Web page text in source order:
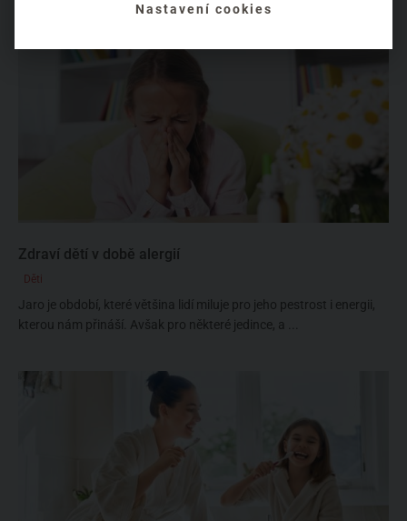
Zdraví dětí v době alergií
Děti
Jaro je období, které většina lidí miluje pro jeho pestrost i energii,
kterou nám přináší. Avšak pro některé jedince, a ...
Nastavení cookies